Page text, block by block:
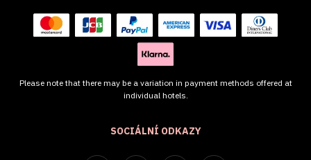
SOCIÁLNÍ ODKAZY
Please note that there may be a variation in payment methods offered at
individual hotels.